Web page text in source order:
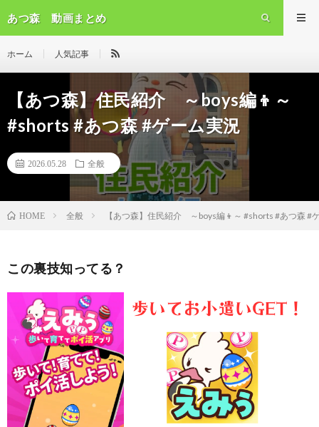
あつ森 動画まとめ
ホーム 人気記事
【あつ森】住民紹介 ～boys編👦～
#shorts #あつ森 #ゲーム実況
2026.05.28 全般
HOME 全般 【あつ森】住民紹介 ～boys編👦～ #shorts #あつ森 #
この裏技知ってる？